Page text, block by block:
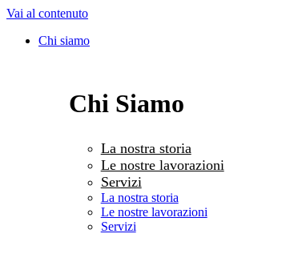
Vai al contenuto
Chi siamo
Chi Siamo
La nostra storia
Le nostre lavorazioni
Servizi
La nostra storia
Le nostre lavorazioni
Servizi